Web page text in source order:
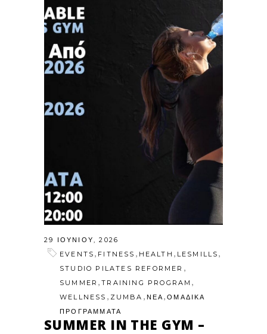
29 ΙΟΥΝΊΟΥ, 2026
EVENTS , FITNESS , HEALTH , LESMILLS ,
STUDIO PILATES REFORMER ,
SUMMER ,TRAINING PROGRAM ,
WELLNESS , ZUMBA , ΝΕΑ,ΟΜΑΔΙΚΑ
ΠΡΟΓΡΑΜΜΑΤΑ
SUMMER IN THE GYM –